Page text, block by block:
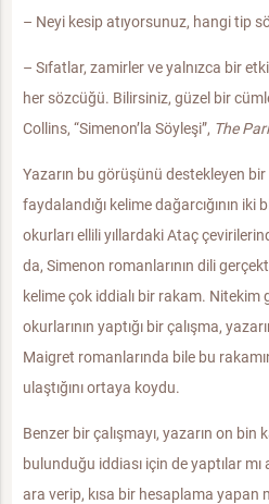
– Neyi kesip atıyorsunuz, hangi tip
– Sıfatlar, zamirler ve yalnızca bir
her sözcüğü. Bilirsiniz, güzel bir
Collins, “Simenon’la Söyleşi”, The
Yazarın bu görüşünü destekleyen bir
faydalandığı kelime dağarcığının iki
okurları ellili yıllardaki Ataç
da, Simenon romanlarının dili
kelime çok iddialı bir rakam. Nitekim
okurlarının yaptığı bir çalışma,
Maigret romanlarında bile bu
ulaştığını ortaya koydu.
Benzer bir çalışmayı, yazarın on bin
bulunduğu iddiası için de yaptılar
ara verip, kısa bir hesaplama yapan